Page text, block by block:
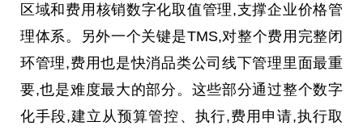
区域和费用核销数字化取值管理,支撑企业价格管
理体系。另外一个关键是TMS,对整个费用完整闭
环管理,费用也是快消品类公司线下管理里面最重
要,也是难度最大的部分。这些部分通过整个数字
化手段,建立从预算管控、执行,费用申请,执行取